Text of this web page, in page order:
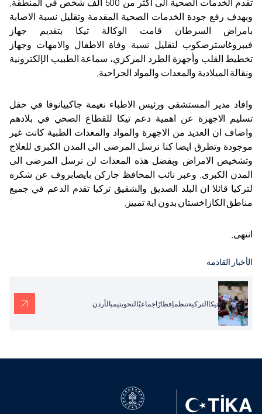
وبهدف رفع جودة الخدمات الصحية المقدمة وتقليل نسبة الاصابة
بامراض السرطان قامت الوكالة تيكا بتقديم جهاز
فيبروغاسترصكوب لتقليل نسبة وفاة الاطفال والامهات وجهاز
تخطيط القلب وأجهزة الطرد المركزي، سماعة الطبيب الإلكترونية
ونقالة الميلادية والمعدات والمواد الجراحية.
وافاد مدير المستشفى ورئيس الاطباء نغيمة جاكييانوفا في حفل
تسليم الاجهزة عن اهمية دعم تيكا للقطاع الصحي في بلادهم
واضاف ان العديد من الاجهزة والمواد والمعدات الطبية كانت غير
موجودة وتطرق ايضا كنا نرسل المرضى الى المدن الكبرى للعلاج
وتشخيص الامراض وبفضل هذه المعدات لن نرسل المرضى الى
المدن الكبرى. وعبر نائب المحافظ جاركن بايصابروف عن شكره
لتركيا قائلا ان البلد الصديق والشقيق تركيا تقدم الدعم في جميع
مناطق الكازاخستان بدون اية تمييز.
انتهى.
الأخبار القادمة
تيكاالتركيةتنظمإفطارًاجماعيًالنحويتيمبالأردن